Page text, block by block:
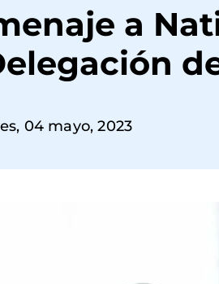
a
04 mayo, 2023